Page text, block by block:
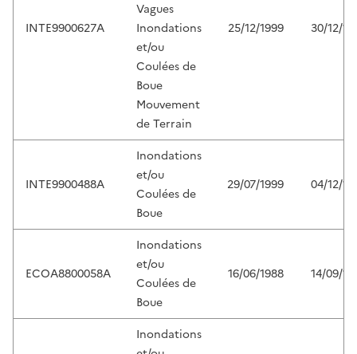
INTE9900627A
Vagues
Inondations
et/ou
Coulées de
Boue
Mouvement
de Terrain
25/12/1999 30/12/
INTE9900488A
Inondations
et/ou
Coulées de
Boue
29/07/1999 04/12/
ECOA8800058A
Inondations
et/ou
Coulées de
Boue
16/06/1988 14/09/
Inondations